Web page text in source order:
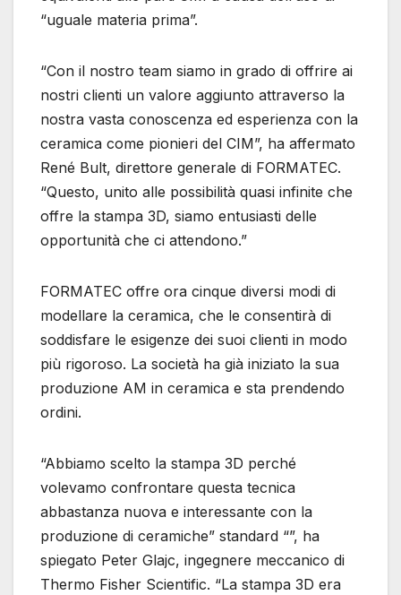
“uguale materia prima”.
“Con il nostro team siamo in grado di offrire ai
nostri clienti un valore aggiunto attraverso la
nostra vasta conoscenza ed esperienza con la
ceramica come pionieri del CIM”, ha affermato
René Bult, direttore generale di FORMATEC.
“Questo, unito alle possibilità quasi infinite che
offre la stampa 3D, siamo entusiasti delle
opportunità che ci attendono.”
FORMATEC offre ora cinque diversi modi di
modellare la ceramica, che le consentirà di
soddisfare le esigenze dei suoi clienti in modo
più rigoroso. La società ha già iniziato la sua
produzione AM in ceramica e sta prendendo
ordini.
“Abbiamo scelto la stampa 3D perché
volevamo confrontare questa tecnica
abbastanza nuova e interessante con la
produzione di ceramiche” standard “”, ha
spiegato Peter Glajc, ingegnere meccanico di
Thermo Fisher Scientific. “La stampa 3D era